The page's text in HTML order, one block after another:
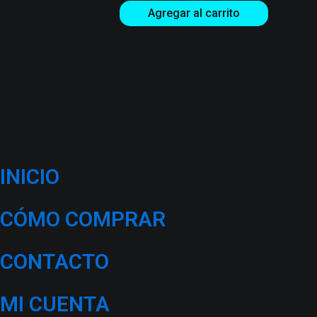
Agregar al carrito
INICIO
CÓMO COMPRAR
CONTACTO
MI CUENTA